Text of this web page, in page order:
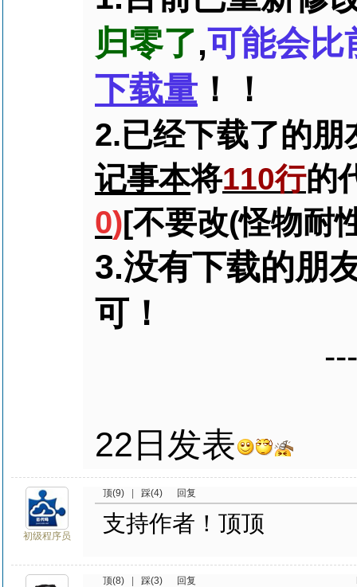
归零了,可能会比
下载量 ！！
2.已经下载了的朋
记事本将110行的
0)[不要改(怪物耐
3.没有下载的朋
可！
-----
22日发表
初级程序员
顶(9) 踩(4) 回复
支持作者！顶顶
顶(8) 踩(3) 回复